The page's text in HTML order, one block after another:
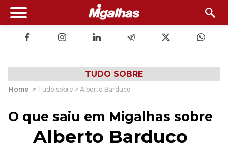
TUDO SOBRE
Home > Tudo sobre > Alberto Barduco
O que saiu em Migalhas sobre
Alberto Barduco